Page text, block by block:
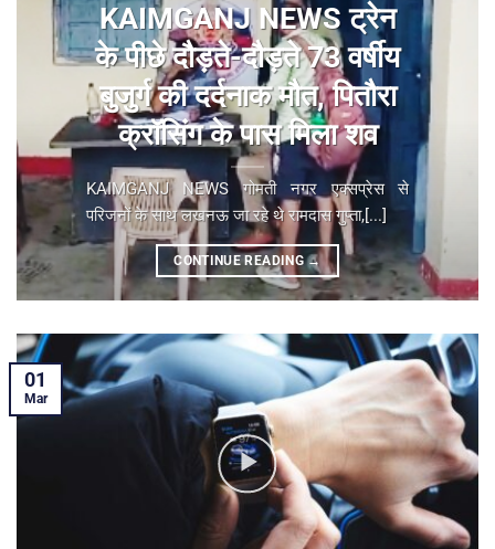
KAIMGANJ NEWS ट्रेन
के पीछे दौड़ते-दौड़ते 73 वर्षीय
बुजुर्ग की दर्दनाक मौत, पितौरा
क्रॉसिंग के पास मिला शव
KAIMGANJ NEWS गोमती नगर एक्सप्रेस से
परिजनों के साथ लखनऊ जा रहे थे रामदास गुप्ता,[...]
CONTINUE READING→
01
Mar